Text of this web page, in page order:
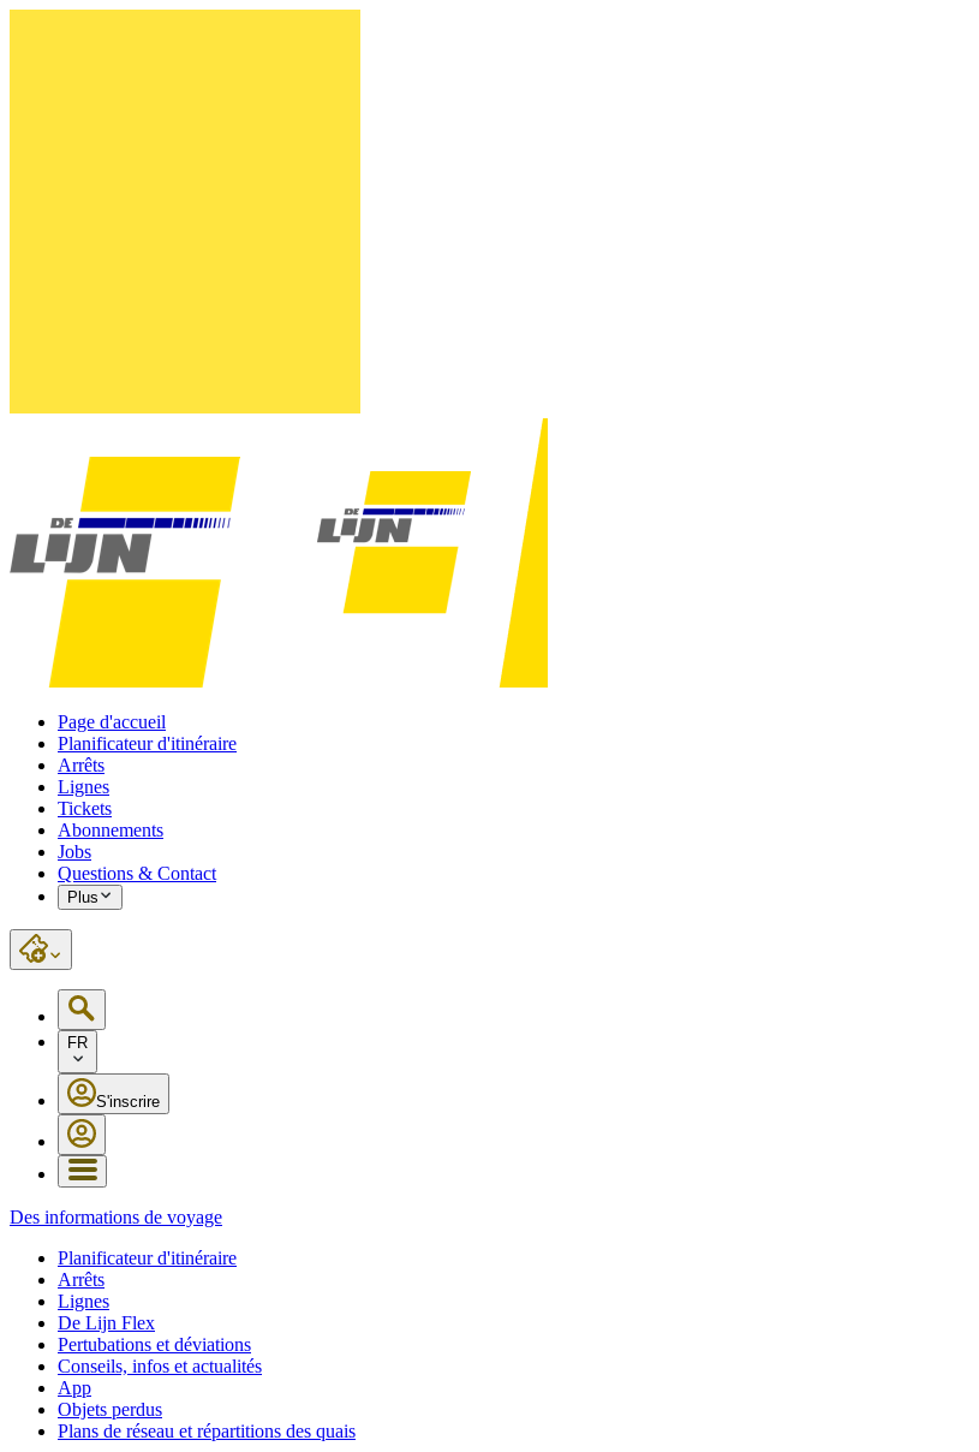
Page d'accueil
Planificateur d'itinéraire
Arrêts
Lignes
Tickets
Abonnements
Jobs
Questions & Contact
Plus
FR
S'inscrire
Des informations de voyage
Planificateur d'itinéraire
Arrêts
Lignes
De Lijn Flex
Pertubations et déviations
Conseils, infos et actualités
App
Objets perdus
Plans de réseau et répartitions des quais